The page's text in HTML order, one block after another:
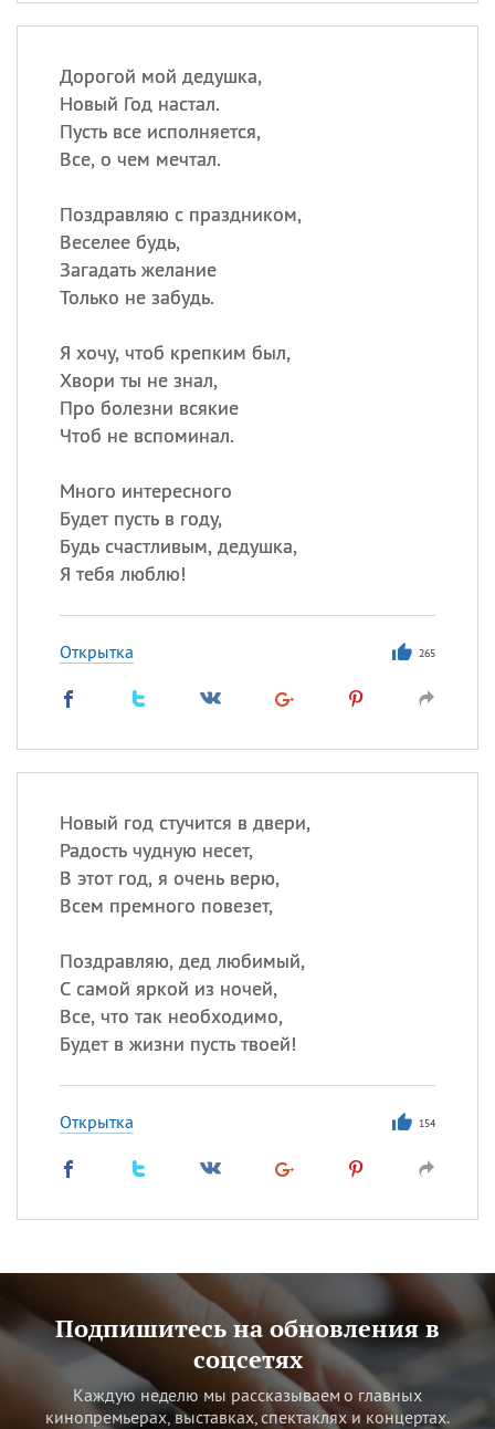
Дорогой мой дедушка,
Новый Год настал.
Пусть все исполняется,
Все, о чем мечтал.
Поздравляю с праздником,
Веселее будь,
Загадать желание
Только не забудь.
Я хочу, чтоб крепким был,
Хвори ты не знал,
Про болезни всякие
Чтоб не вспоминал.
Много интересного
Будет пусть в году,
Будь счастливым, дедушка,
Я тебя люблю!
Открытка 265
Новый год стучится в двери,
Радость чудную несет,
В этот год, я очень верю,
Всем премного повезет,
Поздравляю, дед любимый,
С самой яркой из ночей,
Все, что так необходимо,
Будет в жизни пусть твоей!
Открытка 154
Подпишитесь на обновления в
соцсетях
Каждую неделю мы рассказываем о главных
кинопремьерах, выставках, спектаклях и концертах.